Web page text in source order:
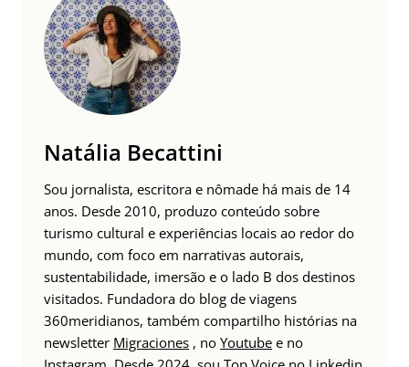
Natália Becattini
Sou jornalista, escritora e nômade há mais de 14
anos. Desde 2010, produzo conteúdo sobre
turismo cultural e experiências locais ao redor do
mundo, com foco em narrativas autorais,
sustentabilidade, imersão e o lado B dos destinos
visitados. Fundadora do blog de viagens
360meridianos, também compartilho histórias na
newsletter Migraciones , no Youtube e no